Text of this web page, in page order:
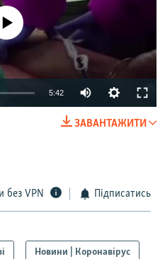
1080p
currently available
5:42
720p
1080p
ЗАВАНТАЖИТИ
без VPN Підписатись
Новини | Коронавірус